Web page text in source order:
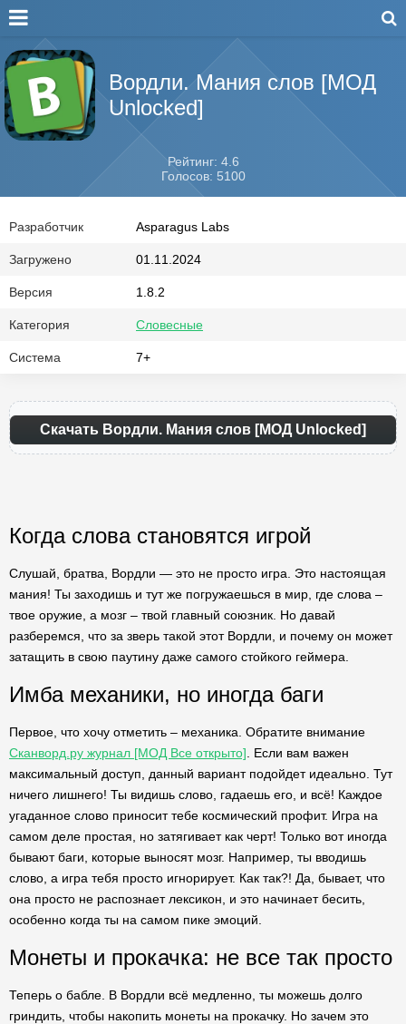
Вордли. Мания слов [МОД
Unlocked]
Рейтинг: 4.6
Голосов: 5100
Разработчик Asparagus Labs
Загружено 01.11.2024
Версия 1.8.2
Категория Словесные
Система 7+
Скачать Вордли. Мания слов [МОД Unlocked]
Когда слова становятся игрой
Слушай, братва, Вордли — это не просто игра. Это настоящая
мания! Ты заходишь и тут же погружаешься в мир, где слова –
твое оружие, а мозг – твой главный союзник. Но давай
разберемся, что за зверь такой этот Вордли, и почему он может
затащить в свою паутину даже самого стойкого геймера.
Имба механики, но иногда баги
Первое, что хочу отметить – механика. Обратите внимание
Сканворд.ру журнал [МОД Все открыто] . Если вам важен
максимальный доступ, данный вариант подойдет идеально. Тут
ничего лишнего! Ты видишь слово, гадаешь его, и всё! Каждое
угаданное слово приносит тебе космический профит. Игра на
самом деле простая, но затягивает как черт! Только вот иногда
бывают баги, которые выносят мозг. Например, ты вводишь
слово, а игра тебя просто игнорирует. Как так?! Да, бывает, что
она просто не распознает лексикон, и это начинает бесить,
особенно когда ты на самом пике эмоций.
Монеты и прокачка: не все так просто
Теперь о бабле. В Вордли всё медленно, ты можешь долго
гриндить, чтобы накопить монеты на прокачку. Но зачем это